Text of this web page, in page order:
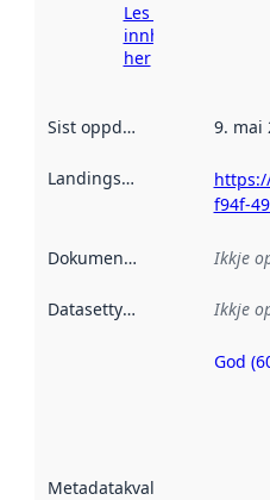
Les meir om
innhenting
her
Sist oppdatert 9. mai
Landingsside
f94f-
Dokumentasjon Ikkje
Datasettype Ikkje
Metadatakvalitet
God